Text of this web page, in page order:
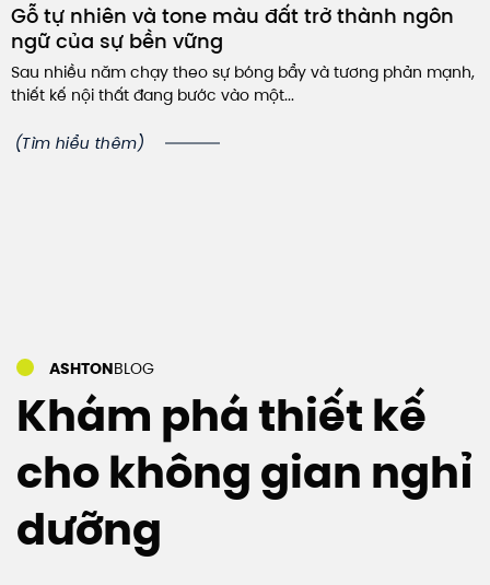
Gỗ tự nhiên và tone màu đất trở thành ngôn
ngữ của sự bền vững
Sau nhiều năm chạy theo sự bóng bẩy và tương phản mạnh,
thiết kế nội thất đang bước vào một...
(Tìm hiểu thêm)
ASHTONBLOG
Khám phá thiết kế
cho không gian nghỉ
dưỡng